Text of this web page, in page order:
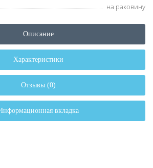
на раковину
Описание
Характеристики
Отзывы (0)
вкладка